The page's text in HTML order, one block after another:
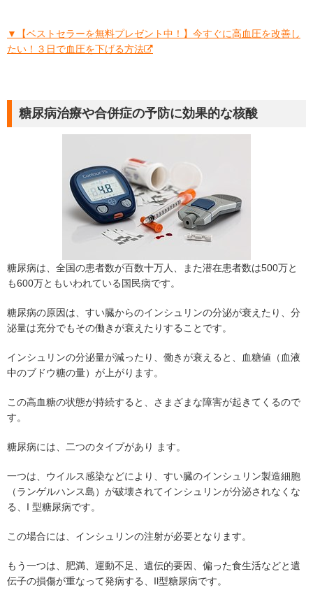
▼【ベストセラーを無料プレゼント中！】今すぐに高血圧を改善し
たい！３日で血圧を下げる方法
糖尿病治療や合併症の予防に効果的な核酸
糖尿病は、全国の患者数が百数十万人、また潜在患者数は500万と
も600万ともいわれている国民病です。
糖尿病の原因は、すい臓からのインシュリンの分泌が衰えたり、分
泌量は充分でもその働きが衰えたりすることです。
インシュリンの分泌量が減ったり、働きが衰えると、血糖値（血液
中のブドウ糖の量）が上がります。
この高血糖の状態が持続すると、さまざまな障害が起きてくるので
す。
糖尿病には、二つのタイプがあり ます。
一つは、ウイルス感染などにより、すい臓のインシュリン製造細胞
（ランゲルハンス島）が破壊されてインシュリンが分泌されなくな
る、I 型糖尿病です。
この場合には、インシュリンの注射が必要となります。
もう一つは、肥満、運動不足、遺伝的要因、偏った食生活などと遺
伝子の損傷が重なって発病する、Il型糖尿病です。